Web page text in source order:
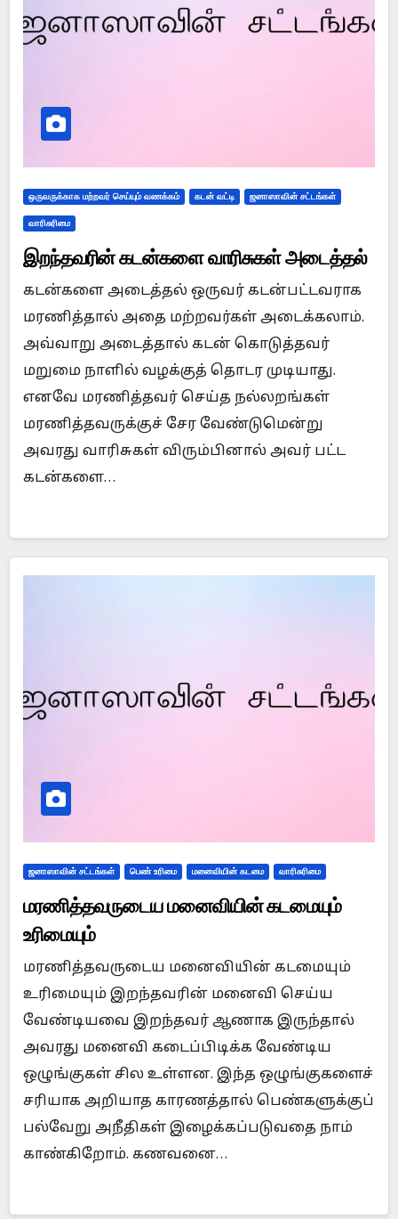
ஒருவருக்காக மற்றவர் செய்யும் வணக்கம் கடன் வட்டி ஜனாஸாவின் சட்டங்கள்
வாரிசுரிமை
இறந்தவரின் கடன்களை வாரிசுகள் அடைத்தல்
கடன்களை அடைத்தல் ஒருவர் கடன்பட்டவராக
மரணித்தால் அதை மற்றவர்கள் அடைக்கலாம்.
அவ்வாறு அடைத்தால் கடன் கொடுத்தவர்
மறுமை நாளில் வழக்குத் தொடர முடியாது.
எனவே மரணித்தவர் செய்த நல்லறங்கள்
மரணித்தவருக்குச் சேர வேண்டுமென்று
அவரது வாரிசுகள் விரும்பினால் அவர் பட்ட
கடன்களை…
ஜனாஸாவின் சட்டங்கள் பெண் உரிமை மனைவியின் கடமை வாரிசுரிமை
மரணித்தவருடைய மனைவியின் கடமையும்
உரிமையும்
மரணித்தவருடைய மனைவியின் கடமையும்
உரிமையும் இறந்தவரின் மனைவி செய்ய
வேண்டியவை இறந்தவர் ஆணாக இருந்தால்
அவரது மனைவி கடைப்பிடிக்க வேண்டிய
ஒழுங்குகள் சில உள்ளன. இந்த ஒழுங்குகளைச்
சரியாக அறியாத காரணத்தால் பெண்களுக்குப்
பல்வேறு அநீதிகள் இழைக்கப்படுவதை நாம்
காண்கிறோம். கணவனை…